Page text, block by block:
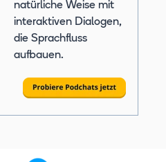
natürliche Weise mit
interaktiven Dialogen,
die Sprachfluss
aufbauen.